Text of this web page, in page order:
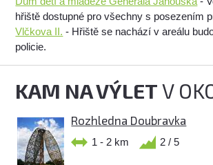
hřiště dostupné pro všechny s posezením
Vlčkova II. - Hřiště se nachází v areálu
policie.
KAM NA VÝLETV
Rozhledna Doubravka
1 - 2 km 2 / 5